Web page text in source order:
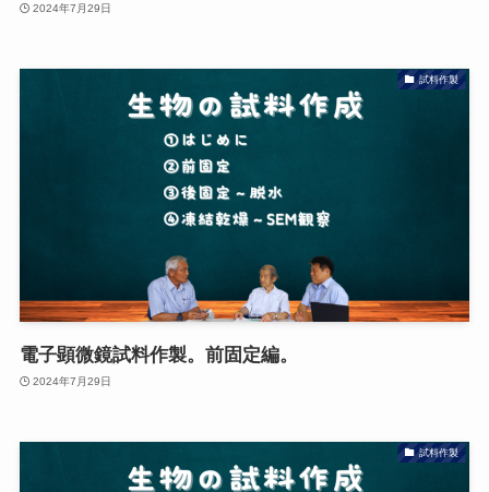
2024年7月29日
試料作製
電子顕微鏡試料作製。前固定編。
2024年7月29日
試料作製